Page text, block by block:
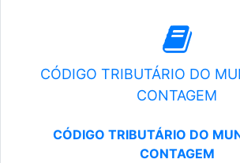
CÓDIGO TRIBUTÁRIO DO
CONTAGEM
CÓDIGO TRIBUTÁRIO DO
CONTAGEM